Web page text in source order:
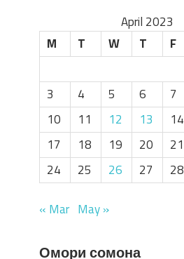
April 2023
M
T W T F
3
4 5 6 7
10
11 12 13 14
17
18 19 20 21
24
25 26 27 28
« Mar May »
Омори сомона